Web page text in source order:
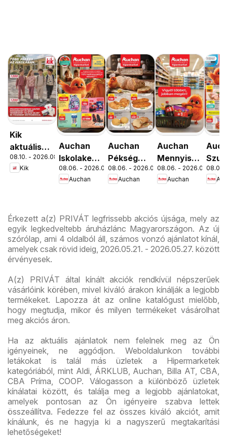
Kik
aktuális
akciós
újság
08.10. - 2026.08.16.
Kik
Auchan
Iskolakezdés
ajánlatok
08.06. - 2026.08.19.
Auchan
Auchan
Pékség
ajánlataink
08.06. - 2026.08.12.
Auchan
Auchan
Mennyiségi
kedvezmény
ajánlataink
08.06. - 2026.08.19.
Auchan
08.06.
Érkezett a(z) PRIVÁT legfrissebb akciós újsága, mely az
egyik legkedveltebb áruházlánc Magyarországon. Az új
szórólap, ami 4 oldalból áll, számos vonzó ajánlatot kínál,
amelyek csak rövid ideig, 2026.05.21. - 2026.05.27. között
érvényesek.
A(z) PRIVÁT által kínált akciók rendkívül népszerűek
vásárlóink körében, mivel kiváló árakon kínálják a legjobb
termékeket. Lapozza át az online katalógust mielőbb,
hogy megtudja, mikor és milyen termékeket vásárolhat
meg akciós áron.
Ha az aktuális ajánlatok nem felelnek meg az Ön
igényeinek, ne aggódjon. Weboldalunkon további
letákokat is talál más üzletek a Hipermarketek
kategóriából, mint Aldi, ÁRKLUB, Auchan, Billa AT, CBA,
CBA Príma, COOP. Válogasson a különböző üzletek
kínálatai között, és találja meg a legjobb ajánlatokat,
amelyek pontosan az Ön igényeire szabva lettek
összeállítva. Fedezze fel az összes kiváló akciót, amit
kínálunk, és ne hagyja ki a nagyszerű megtakarítási
lehetőségeket!